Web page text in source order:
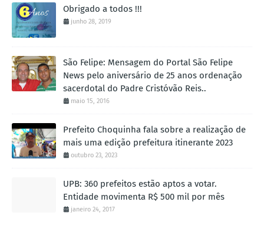
Obrigado a todos !!!
junho 28, 2019
São Felipe: Mensagem do Portal São Felipe
News pelo aniversário de 25 anos ordenação
sacerdotal do Padre Cristóvão Reis..
maio 15, 2016
Prefeito Choquinha fala sobre a realização de
mais uma edição prefeitura itinerante 2023
outubro 23, 2023
UPB: 360 prefeitos estão aptos a votar.
Entidade movimenta R$ 500 mil por mês
janeiro 24, 2017